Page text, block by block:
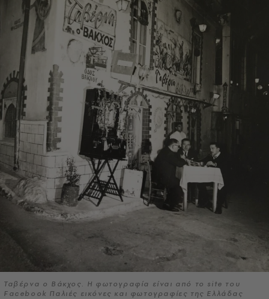
Ταβέρνα ο Βάκχος. Η φωτογραφία είναι από το site του
Facebook Παλιές εικόνες και φωτογραφίες της Ελλάδας